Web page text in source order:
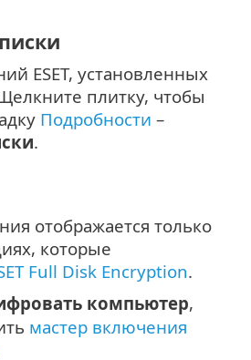
ESET, установленных
плитку, чтобы
Подробности –
.
отображается только
которые
Full Disk Encryption.
компьютер,
мастер включения